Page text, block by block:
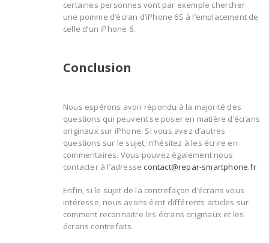
certaines personnes vont par exemple chercher
une pomme d’écran d’iPhone 6S à l’emplacement de
celle d’un iPhone 6.
Conclusion
Nous espérons avoir répondu à la majorité des
questions qui peuvent se poser en matière d’écrans
originaux sur iPhone. Si vous avez d’autres
questions sur le sujet, n’hésitez à les écrire en
commentaires. Vous pouvez également nous
contacter à l’adresse contact@repar-smartphone.fr
Enfin, si le sujet de la contrefaçon d’écrans vous
intéresse, nous avons écrit différents articles sur
comment reconnaitre les écrans originaux et les
écrans contrefaits.